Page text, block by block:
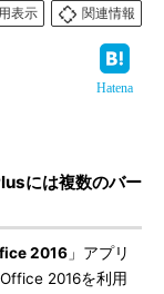
表示
関連情報
Hatena
には複数のバー
2016 」アプリ
2016を利用